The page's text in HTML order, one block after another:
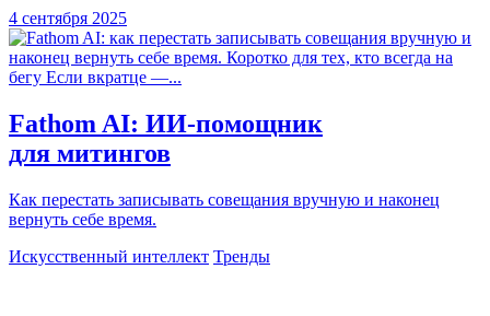
4 сентября 2025
Fathom AI: ИИ-помощник
для митингов
Как перестать записывать совещания вручную и наконец
вернуть себе время.
Искусственный интеллект Тренды